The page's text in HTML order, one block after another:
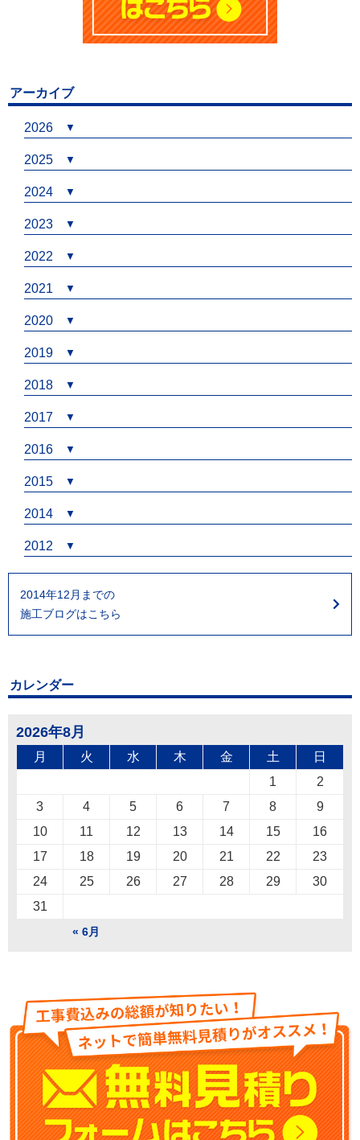
アーカイブ
2026
2025
2024
2023
2022
2021
2020
2019
2018
2017
2016
2015
2014
2012
2014年12月までの
施工ブログはこちら
カレンダー
2026年8月
月 火 水 木 金 土 日
« 6月
1
2
3
4 5 6 7 8
9
10
11 12 13 14 15
16
17
18 19 20 21 22
23
24
25 26 27 28 29
30
31